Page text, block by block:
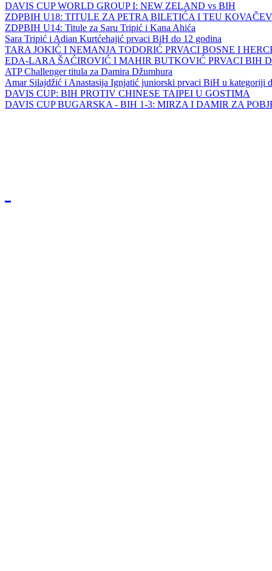
DAVIS CUP WORLD GROUP I: NEW ZELAND vs BIH
ZDPBIH U18: TITULE ZA PETRA BILETIĆA I TEU
ZDPBIH U14: Titule za Saru Tripić i Kana Ahića
Sara Tripić i Adian Kurtćehajić prvaci BiH do 12 godina
TARA JOKIĆ I NEMANJA TODORIĆ PRVACI BOSNE I
EDA-LARA ŠAĆIROVIĆ I MAHIR BUTKOVIĆ PRVACI BIH
ATP Challenger titula za Damira Džumhura
Amar Silajdžić i Anastasija Ignjatić juniorski prvaci BiH u kategoriji
DAVIS CUP: BIH PROTIV CHINESE TAIPEI U GOSTIMA
DAVIS CUP BUGARSKA - BIH 1-3: MIRZA I DAMIR ZA